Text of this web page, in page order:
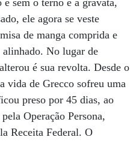
sem o terno e a gravata,
ele agora se veste
de manga comprida e
alinhado. No lugar de
é sua revolta. Desde o
vida de Grecco sofreu uma
preso por 45 dias, ao
Operação Persona,
Receita Federal. O